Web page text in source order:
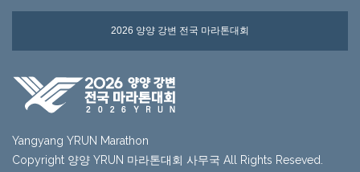
2026 양양 강변 전국 마라톤대회
Yangyang YRUN Marathon
Copyright 양양 YRUN 마라톤대회 사무국 All Rights Reseved.